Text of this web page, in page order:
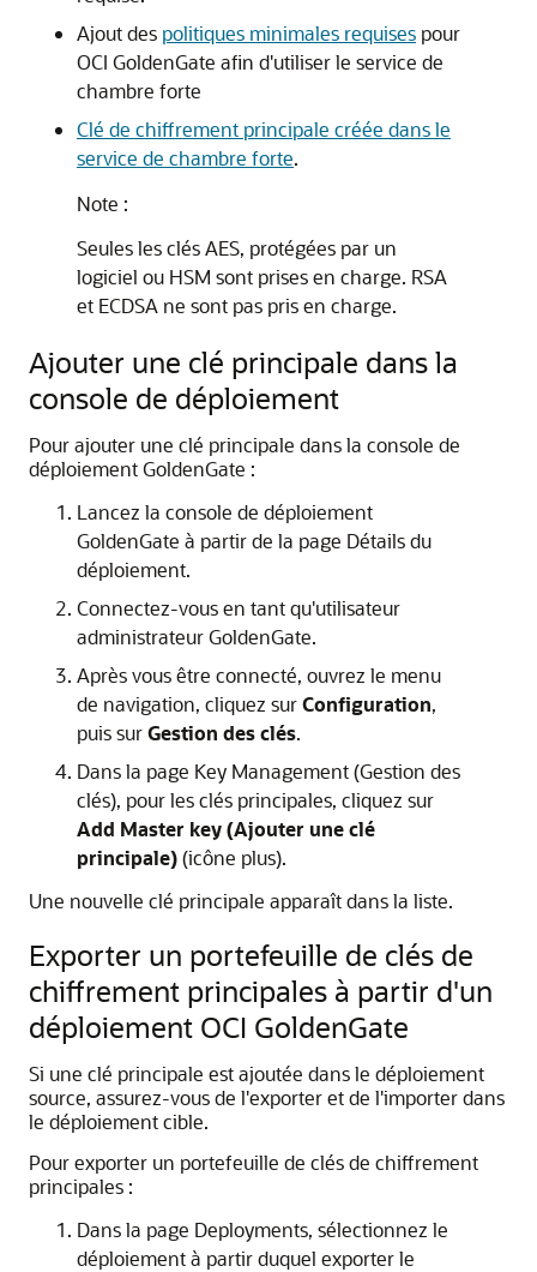
Ajout des politiques minimales requises pour
OCI GoldenGate afin d'utiliser le service de
chambre forte
Clé de chiffrement principale créée dans le
service de chambre forte.
Note :
Seules les clés AES, protégées par un
logiciel ou HSM sont prises en charge. RSA
et ECDSA ne sont pas pris en charge.
Ajouter une clé principale dans la
console de déploiement
Pour ajouter une clé principale dans la console de
déploiement GoldenGate :
Lancez la console de déploiement
GoldenGate à partir de la page Détails du
déploiement.
Connectez-vous en tant qu'utilisateur
administrateur GoldenGate.
Après vous être connecté, ouvrez le menu
de navigation, cliquez surConfiguration,
puis surGestion des clés.
Dans la page Key Management (Gestion des
clés), pour les clés principales, cliquez sur
Add Master key (Ajouter une clé
principale)(icône plus).
Une nouvelle clé principale apparaît dans la liste.
Exporter un portefeuille de clés de
chiffrement principales à partir d'un
déploiement OCI GoldenGate
Si une clé principale est ajoutée dans le déploiement
source, assurez-vous de l'exporter et de l'importer dans
le déploiement cible.
Pour exporter un portefeuille de clés de chiffrement
principales :
Dans la page Deployments, sélectionnez le
déploiement à partir duquel exporter le